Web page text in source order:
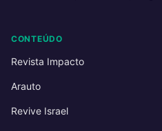
CONTEÚDO
Revista Impacto
Arauto
Revive Israel